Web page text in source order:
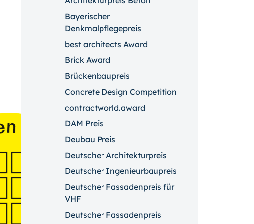
Bayerischer
Denkmalpflegepreis
best architects Award
Brick Award
Brückenbaupreis
Concrete Design Competition
contractworld.award
DAM Preis
Deubau Preis
Deutscher Architekturpreis
Deutscher Ingenieurbaupreis
Deutscher Fassadenpreis für
VHF
Deutscher Fassadenpreis